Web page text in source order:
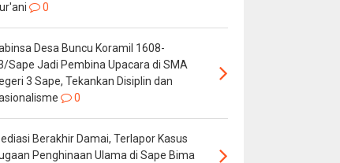
0
Desa Buncu Koramil 1608-
Sape Jadi Pembina Upacara di SMA
3 Sape, Tekankan Disiplin dan
0
Berakhir Damai, Terlapor Kasus
Penghinaan Ulama di Sape Bima